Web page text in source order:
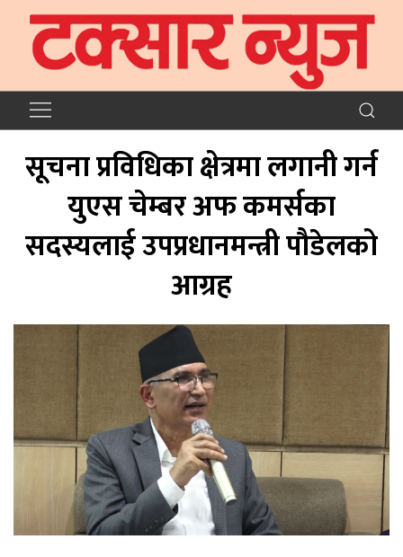
सूचना प्रविधिका क्षेत्रमा लगानी गर्न
युएस चेम्बर अफ कमर्सका
सदस्यलाई उपप्रधानमन्त्री पौडेलको
आग्रह